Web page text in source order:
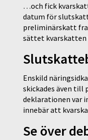
…och fick
datum för
preliminärskatt
sättet kvarskatten
Enskild
skickades även
deklarationen var
innebär att
Se över